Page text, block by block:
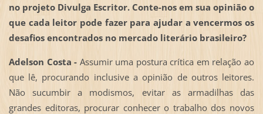
no projeto Divulga Escritor. Conte-nos em sua opinião o
que cada leitor pode fazer para ajudar a vencermos os
desafios encontrados no mercado literário brasileiro?
Adelson Costa - Assumir uma postura crítica em relação ao
que lê, procurando inclusive a opinião de outros leitores.
Não sucumbir a modismos, evitar as armadilhas das
grandes editoras, procurar conhecer o trabalho dos novos